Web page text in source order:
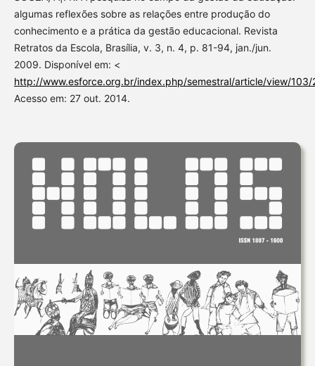
algumas reflexões sobre as relações entre produção do
conhecimento e a prática da gestão educacional. Revista
Retratos da Escola, Brasília, v. 3, n. 4, p. 81-94, jan./jun.
2009. Disponível em: <
http://www.esforce.org.br/index.php/semestral/article/view/103/
Acesso em: 27 out. 2014.